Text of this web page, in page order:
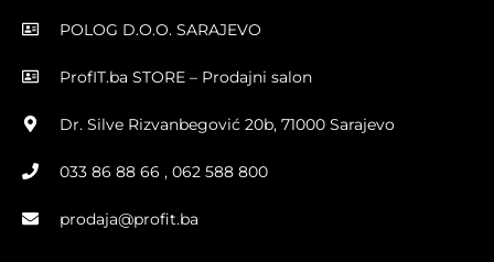
POLOG D.O.O. SARAJEVO
ProfIT.ba STORE – Prodajni salon
Dr. Silve Rizvanbegović 20b, 71000 Sarajevo
033 86 88 66 , 062 588 800
prodaja@profit.ba